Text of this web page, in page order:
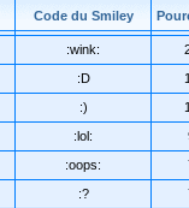
Code du Smiley
:wink:
:D
:)
:lol:
:oops:
:?